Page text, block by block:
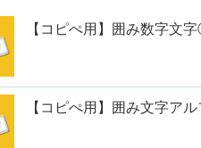
【コピぺ用】囲み数字
【コピぺ用】囲み文字ア